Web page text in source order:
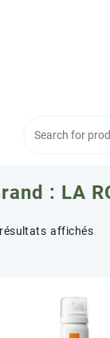
: LA
affichésTrié